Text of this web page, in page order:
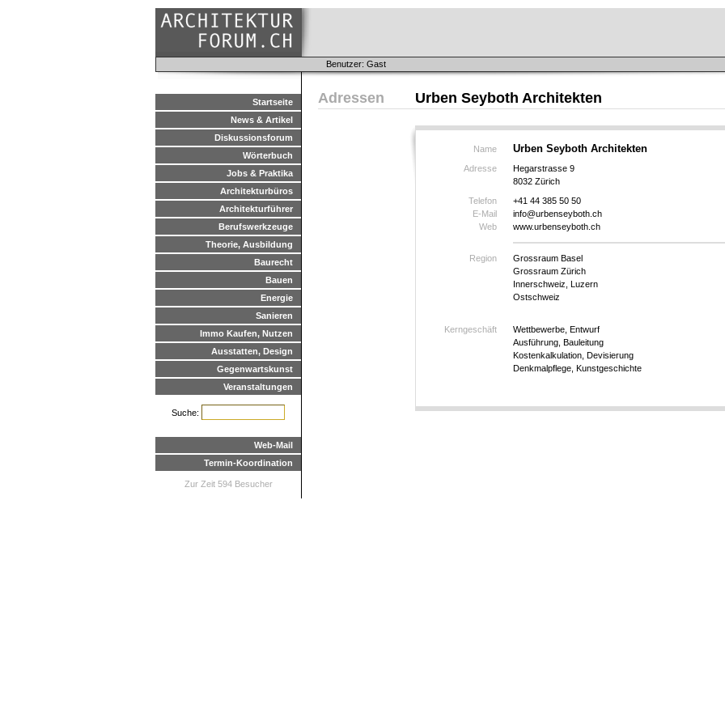
Benutzer: Gast
Startseite
News & Artikel
Diskussionsforum
Wörterbuch
Jobs & Praktika
Architekturbüros
Architekturführer
Berufswerkzeuge
Theorie, Ausbildung
Baurecht
Bauen
Energie
Sanieren
Immo Kaufen, Nutzen
Ausstatten, Design
Gegenwartskunst
Veranstaltungen
Suche:
Web-Mail
Termin-Koordination
Zur Zeit 594 Besucher
Adressen Urben Seyboth Architekten
Name Urben Seyboth Architekten
Adresse
Hegarstrasse 9
8032 Zürich
Telefon
+41 44 385 50 50
E-Mail
info@urbenseyboth.ch
Web
www.urbenseyboth.ch
Region
Grossraum Basel
Grossraum Zürich
Innerschweiz, Luzern
Ostschweiz
Kerngeschäft
Wettbewerbe, Entwurf
Ausführung, Bauleitung
Kostenkalkulation, Devisierung
Denkmalpflege, Kunstgeschichte